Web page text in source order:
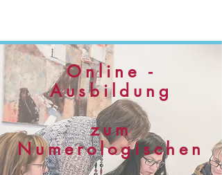
Online -
Ausbildung
zum
Numerologischen